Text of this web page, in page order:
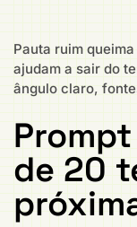
Pauta ruim
ajudam a sair do
ângulo claro,
Prompt
de 20